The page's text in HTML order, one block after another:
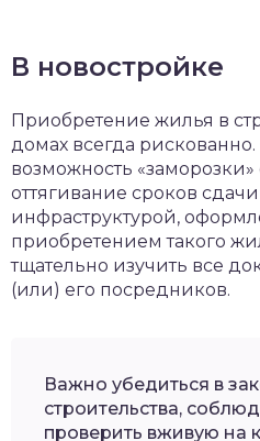
В новостройке
Приобретение жилья в
домах всегда рискованно.
возможность «заморозки»
оттягивание сроков
инфраструктурой,
приобретением такого
тщательно изучить все
(или) его посредников.
Важно убедиться в
строительства,
проверить вживую на